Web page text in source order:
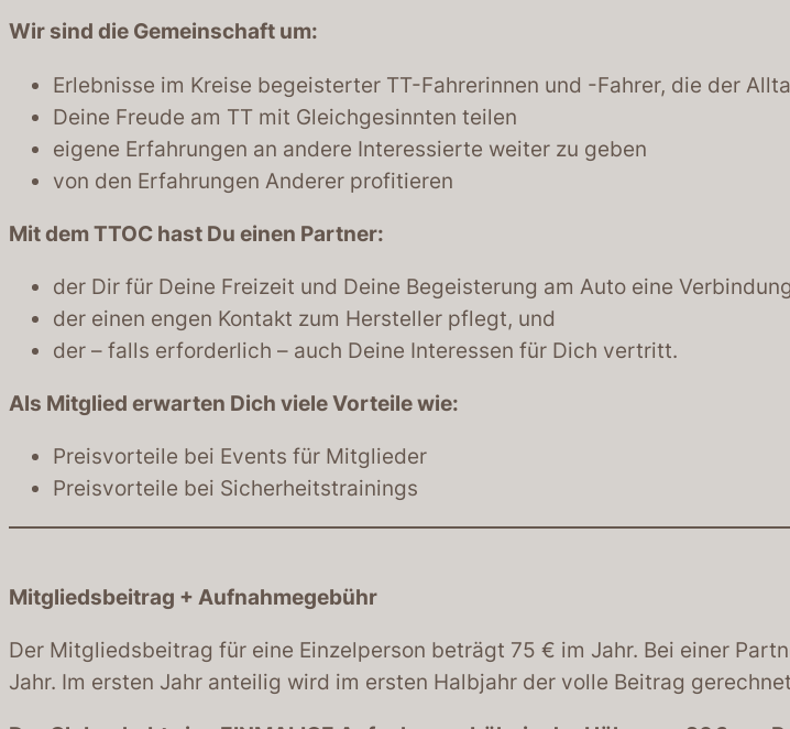
Wir sind die Gemeinschaft um:
Erlebnisse im Kreise begeisterter TT-Fahrerinnen und -Fahrer, die der
Deine Freude am TT mit Gleichgesinnten teilen
eigene Erfahrungen an andere Interessierte weiter zu geben
von den Erfahrungen Anderer profitieren
Mit dem TTOC hast Du einen Partner:
der Dir für Deine Freizeit und Deine Begeisterung am Auto eine
der einen engen Kontakt zum Hersteller pflegt, und
der – falls erforderlich – auch Deine Interessen für Dich vertritt.
Als Mitglied erwarten Dich viele Vorteile wie:
Preisvorteile bei Events für Mitglieder
Preisvorteile bei Sicherheitstrainings
Mitgliedsbeitrag + Aufnahmegebühr
Der Mitgliedsbeitrag für eine Einzelperson beträgt 75 € im Jahr. Bei einer
Jahr. Im ersten Jahr anteilig wird im ersten Halbjahr der volle Beitrag